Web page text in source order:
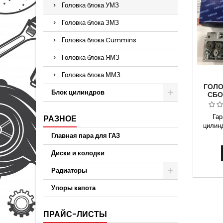
Головка блока УМЗ
Головка блока ЗМЗ
Головка блока Cummins
Головка блока ЯМЗ
Головка блока ММЗ
Блок цилиндров
РАЗНОЕ
Главная пара для ГАЗ
Диски и колодки
Радиаторы
Упоры капота
ПРАЙС-ЛИСТЫ
ГАЗ
на